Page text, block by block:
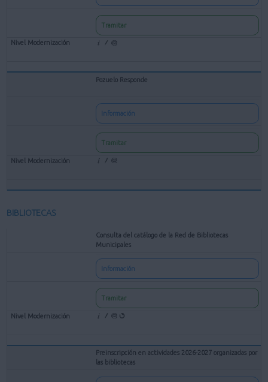
Tramitar
Pozuelo Responde
Información
Tramitar
BIBLIOTECAS
Consulta del catálogo de la Red de Bibliotecas
Municipales
Información
Tramitar
Preinscripción en actividades 2026-2027 organizadas por
las bibliotecas